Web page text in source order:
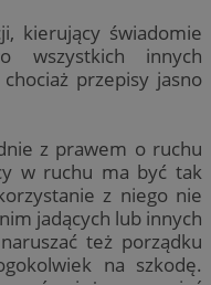
kierujący świadomie
wszystkich innych
przepisy jasno
z prawem o ruchu
w ruchu ma być tak
z niego nie
jadących lub innych
też porządku
na szkodę.